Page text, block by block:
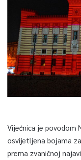
Vijećnica je povodom
osvijetljena bojama
prema zvaničnoj